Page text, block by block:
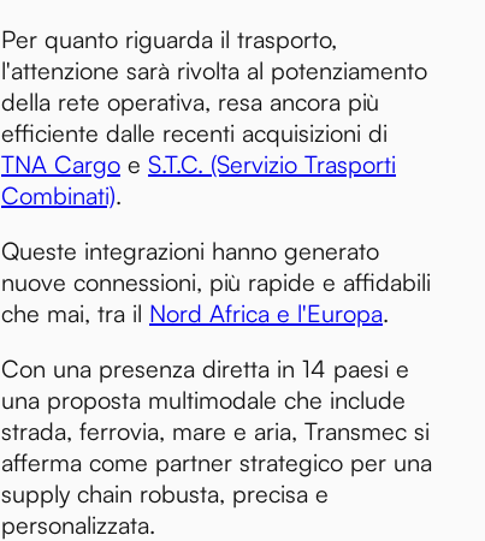
Per quanto riguarda il trasporto,
l'attenzione sarà rivolta al potenziamento
della rete operativa, resa ancora più
efficiente dalle recenti acquisizioni di
TNA Cargo e S.T.C. (Servizio Trasporti
Combinati).
Queste integrazioni hanno generato
nuove connessioni, più rapide e affidabili
che mai, tra il Nord Africa e l'Europa.
Con una presenza diretta in 14 paesi e
una proposta multimodale che include
strada, ferrovia, mare e aria, Transmec si
afferma come partner strategico per una
supply chain robusta, precisa e
personalizzata.